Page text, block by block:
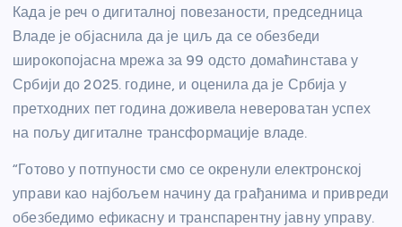
Када је реч о дигиталној повезаности, председница
Владе је објаснила да је циљ да се обезбеди
широкопојасна мрежа за 99 одсто домаћинстава у
Србији до 2025. године, и оценила да је Србија у
претходних пет година доживела невероватан успех
на пољу дигиталне трансформације владе.
“Готово у потпуности смо се окренули електронској
управи као најбољем начину да грађанима и привреди
обезбедимо ефикасну и транспарентну јавну управу.